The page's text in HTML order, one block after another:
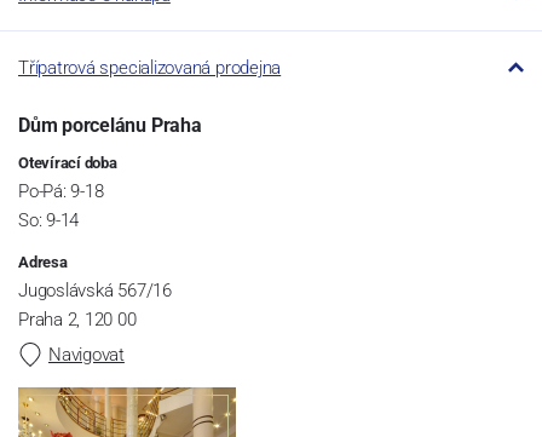
Třípatrová specializovaná prodejna
Dům porcelánu Praha
Otevírací doba
Po-Pá: 9-18
So: 9-14
Adresa
Jugoslávská 567/16
Praha 2, 120 00
Navigovat